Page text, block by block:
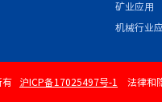
矿业应用
机械行业
有 沪ICP备17025497号-1 法律和